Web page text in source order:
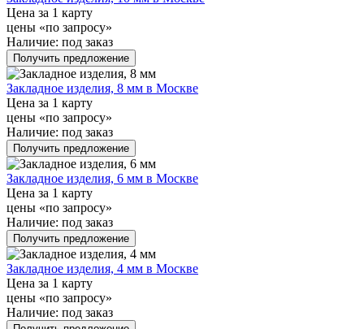
Цена за 1 карту
цены «по запросу»
Наличие: под заказ
Получить предложение
Закладное изделия, 8 мм в Москве
Цена за 1 карту
цены «по запросу»
Наличие: под заказ
Получить предложение
Закладное изделия, 6 мм в Москве
Цена за 1 карту
цены «по запросу»
Наличие: под заказ
Получить предложение
Закладное изделия, 4 мм в Москве
Цена за 1 карту
цены «по запросу»
Наличие: под заказ